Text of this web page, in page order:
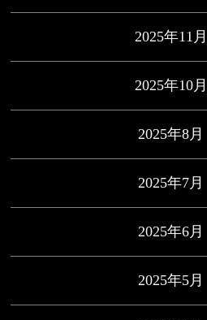
2025年11月
2025年10月
2025年8月
2025年7月
2025年6月
2025年5月